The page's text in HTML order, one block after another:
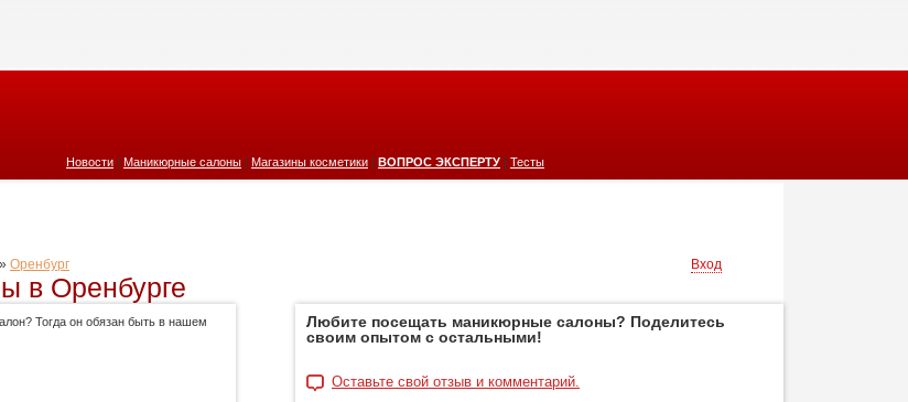
Новости Маникюрные салоны Магазины косметики ВОПРОС ЭКСПЕРТУ Тесты
» Оренбург Вход
в Оренбурге
Тогда он обязан быть в нашем
Любите посещать маникюрные салоны? Поделитесь
своим опытом с остальными!
Оставьте свой отзыв и комментарий.